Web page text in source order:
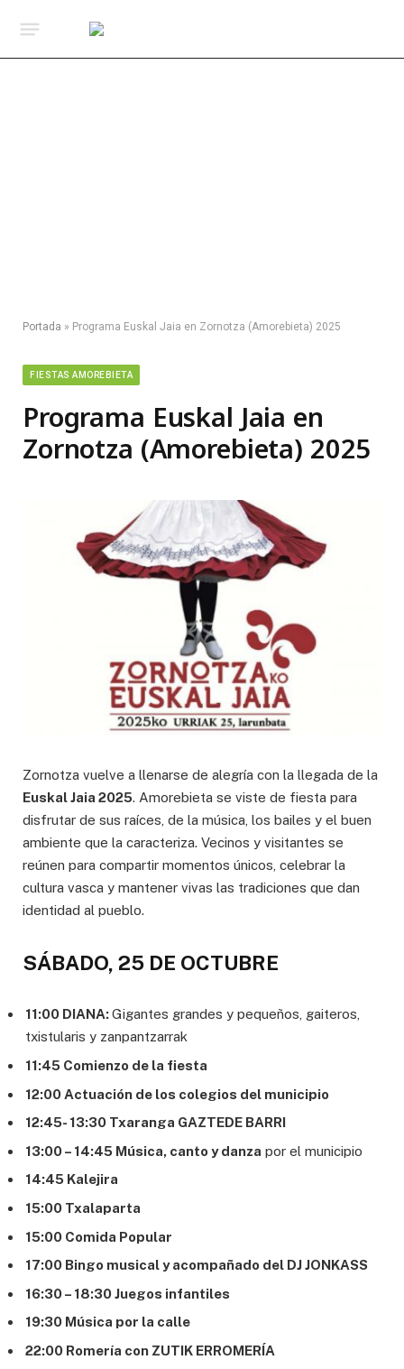
Portada » Programa Euskal Jaia en Zornotza (Amorebieta) 2025
FIESTAS AMOREBIETA
Programa Euskal Jaia en
Zornotza (Amorebieta) 2025
Zornotza vuelve a llenarse de alegría con la llegada de la
Euskal Jaia 2025. Amorebieta se viste de fiesta para
disfrutar de sus raíces, de la música, los bailes y el buen
ambiente que la caracteriza. Vecinos y visitantes se
reúnen para compartir momentos únicos, celebrar la
cultura vasca y mantener vivas las tradiciones que dan
identidad al pueblo.
SÁBADO, 25 DE OCTUBRE
11:00 DIANA:Gigantes grandes y pequeños, gaiteros,
txistularis y zanpantzarrak
11:45 Comienzo de la fiesta
12:00 Actuación de los colegios del municipio
12:45- 13:30 Txaranga GAZTEDE BARRI
13:00 – 14:45 Música, canto y danza por el municipio
14:45 Kalejira
15:00 Txalaparta
15:00 Comida Popular
17:00 Bingo musical y acompañado del DJ JONKASS
16:30 – 18:30 Juegos infantiles
19:30 Música por la calle
22:00 Romería con ZUTIK ERROMERÍA